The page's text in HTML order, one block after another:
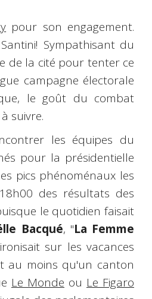
pour son engagement.
Sympathisant du
de la cité pour tenter ce
campagne électorale
le goût du combat
suivre.
les équipes du
pour la présidentielle
pics phénoménaux les
des résultats des
le quotidien faisait
Bacqué, "La Femme
sur les vacances
au moins qu'un canton
Le Monde ou Le Figaro